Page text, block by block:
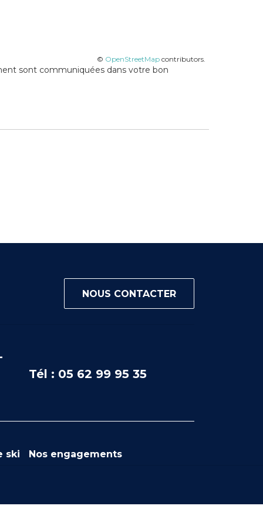
© OpenStreetMap contributors.
sont communiquées dans votre bon
NOUS CONTACTER
Tél : 05 62 99 95 35
ski Nos engagements